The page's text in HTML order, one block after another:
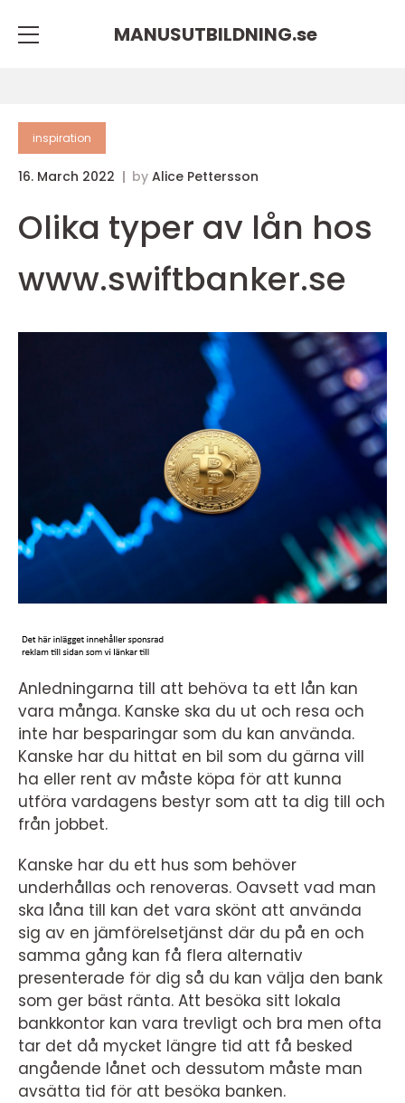
MANUSUTBILDNING.se
inspiration
16. March 2022 by Alice Pettersson
Olika typer av lån hos
www.swiftbanker.se
Anledningarna till att behöva ta ett lån kan
vara många. Kanske ska du ut och resa och
inte har besparingar som du kan använda.
Kanske har du hittat en bil som du gärna vill
ha eller rent av måste köpa för att kunna
utföra vardagens bestyr som att ta dig till och
från jobbet.
Kanske har du ett hus som behöver
underhållas och renoveras. Oavsett vad man
ska låna till kan det vara skönt att använda
sig av en jämförelsetjänst där du på en och
samma gång kan få flera alternativ
presenterade för dig så du kan välja den bank
som ger bäst ränta. Att besöka sitt lokala
bankkontor kan vara trevligt och bra men ofta
tar det då mycket längre tid att få besked
angående lånet och dessutom måste man
avsätta tid för att besöka banken.